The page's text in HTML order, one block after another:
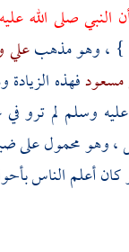
النبي صلى الله
} ، وهو مذهبعلي
مسعودفهذه
وسلم لم ترو في
، وهو محمول على
كان أعلم الناس